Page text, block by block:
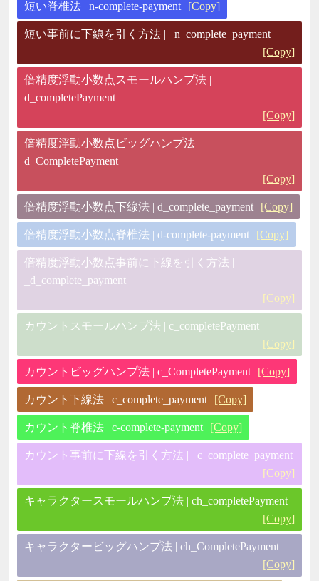
短い脊椎法 | n-complete-payment [Copy]
短い事前に下線を引く方法 | _n_complete_payment
[Copy]
倍精度浮動小数点スモールハンプ法 |
d_completePayment
[Copy]
倍精度浮動小数点ビッグハンプ法 |
d_CompletePayment
[Copy]
倍精度浮動小数点下線法 | d_complete_payment [Copy]
倍精度浮動小数点脊椎法 | d-complete-payment [Copy]
倍精度浮動小数点事前に下線を引く方法 |
_d_complete_payment
[Copy]
カウントスモールハンプ法 | c_completePayment
[Copy]
カウントビッグハンプ法 | c_CompletePayment [Copy]
カウント下線法 | c_complete_payment [Copy]
カウント脊椎法 | c-complete-payment [Copy]
カウント事前に下線を引く方法 | _c_complete_payment
[Copy]
キャラクタースモールハンプ法 | ch_completePayment
[Copy]
キャラクタービッグハンプ法 | ch_CompletePayment
[Copy]